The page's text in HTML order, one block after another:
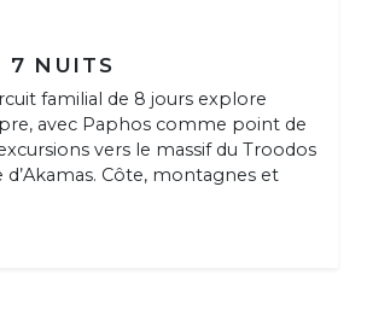
7 NUITS
familial de 8 jours explore
avec Paphos comme point de
vers le massif du Troodos
d’Akamas. Côte, montagnes et